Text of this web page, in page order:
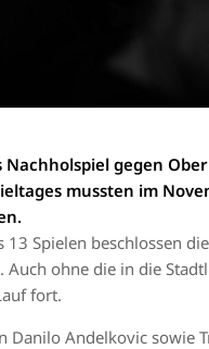
Nachholspiel gegen
mussten im
13 Spielen beschlossen
ohne die in die
fort.
Danilo Andelkovic sowie